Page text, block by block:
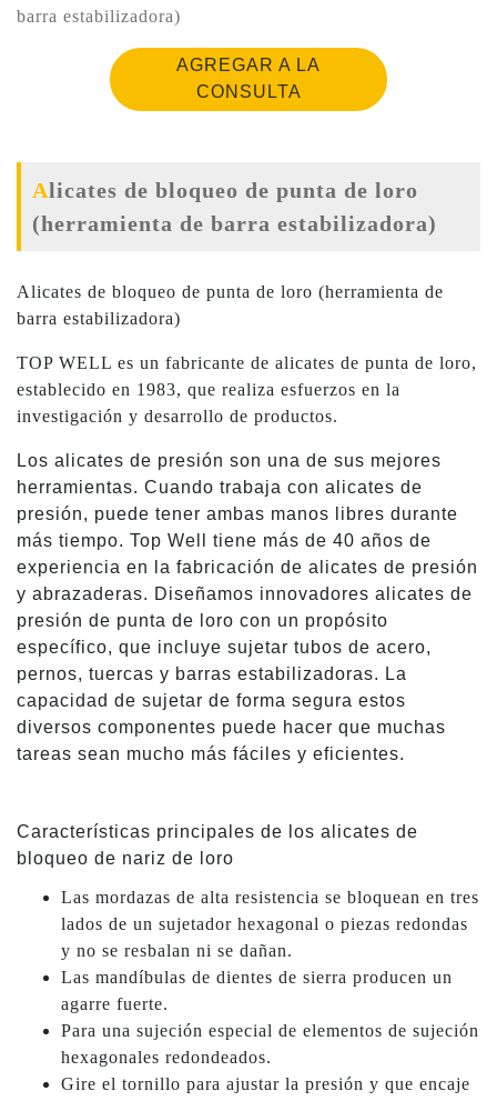
barra estabilizadora)
AGREGAR A LA
CONSULTA
Alicates de bloqueo de punta de loro
(herramienta de barra estabilizadora)
Alicates de bloqueo de punta de loro (herramienta de
barra estabilizadora)
TOP WELL es un fabricante de alicates de punta de loro,
establecido en 1983, que realiza esfuerzos en la
investigación y desarrollo de productos.
Los alicates de presión son una de sus mejores
herramientas. Cuando trabaja con alicates de
presión, puede tener ambas manos libres durante
más tiempo. Top Well tiene más de 40 años de
experiencia en la fabricación de alicates de presión
y abrazaderas. Diseñamos innovadores alicates de
presión de punta de loro con un propósito
específico, que incluye sujetar tubos de acero,
pernos, tuercas y barras estabilizadoras. La
capacidad de sujetar de forma segura estos
diversos componentes puede hacer que muchas
tareas sean mucho más fáciles y eficientes.
Características principales de los alicates de
bloqueo de nariz de loro
Las mordazas de alta resistencia se bloquean en tres
lados de un sujetador hexagonal o piezas redondas
y no se resbalan ni se dañan.
Las mandíbulas de dientes de sierra producen un
agarre fuerte.
Para una sujeción especial de elementos de sujeción
hexagonales redondeados.
Gire el tornillo para ajustar la presión y que encaje